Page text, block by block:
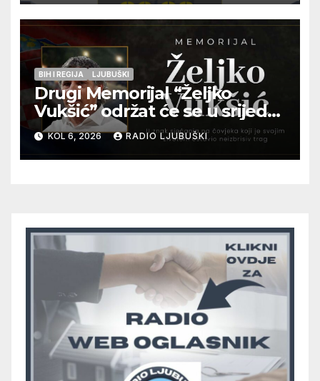
pripadnika HOS-a
BIH I REGIJA LJUBUŠKI
Drugi Memorijal “Željko
Vukšić” održat će se u srijedu
12. kolovoza u Otoku
KOL 6, 2026 RADIO LJUBUŠKI